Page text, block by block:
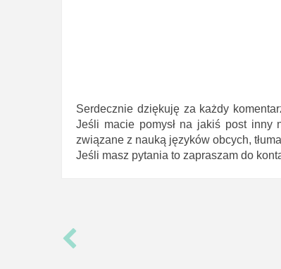
Serdecznie dziękuję za każdy
Jeśli macie pomysł na jakiś post inny
związane z nauką języków obcych,
Jeśli masz pytania to zapraszam do